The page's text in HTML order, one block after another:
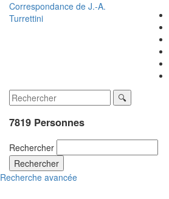
Correspondance de J.-A.
Turrettini
7819 Personnes
Rechercher
Rechercher
Recherche avancée